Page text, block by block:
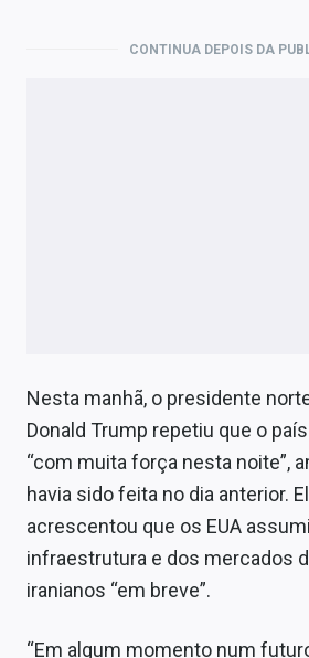
CONTINUA DEPOIS DA
Nesta manhã, o presidente
Donald Trump repetiu que o
“com muita força nesta noite”,
havia sido feita no dia anterior.
acrescentou que os EUA
infraestrutura e dos mercados
iranianos “em breve”.
“Em algum momento num